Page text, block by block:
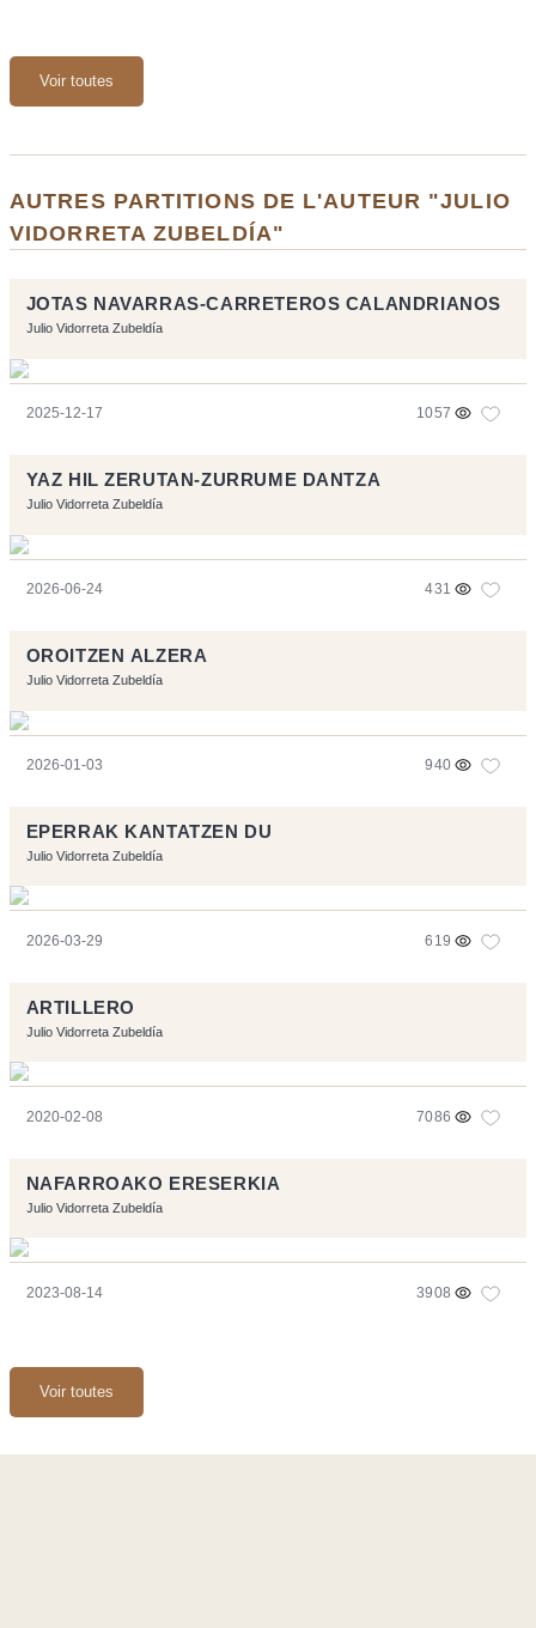
Voir toutes
AUTRES PARTITIONS DE L'AUTEUR "JULIO
VIDORRETA ZUBELDÍA"
JOTAS NAVARRAS-CARRETEROS CALANDRIANOS
Julio Vidorreta Zubeldía
2025-12-17 1057
YAZ HIL ZERUTAN-ZURRUME DANTZA
Julio Vidorreta Zubeldía
2026-06-24 431
OROITZEN ALZERA
Julio Vidorreta Zubeldía
2026-01-03 940
EPERRAK KANTATZEN DU
Julio Vidorreta Zubeldía
2026-03-29 619
ARTILLERO
Julio Vidorreta Zubeldía
2020-02-08 7086
NAFARROAKO ERESERKIA
Julio Vidorreta Zubeldía
2023-08-14 3908
Voir toutes